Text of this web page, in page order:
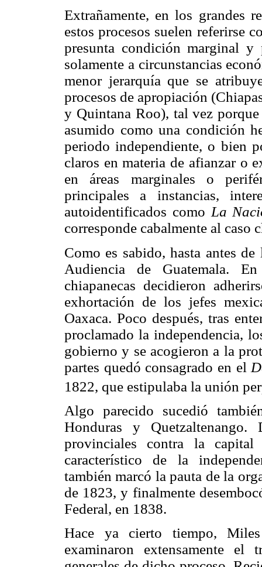
Extrañamente, en los grandes
estos procesos suelen referirse
presunta condición marginal
solamente a circunstancias
menor jerarquía que se
procesos de apropiación
y Quintana Roo), tal vez
asumido como una condición
periodo independiente, o bien
claros en materia de afianzar o
en áreas marginales o
principales a instancias,
autoidentificados comoLa
corresponde cabalmente al caso
Como es sabido, hasta antes
Audiencia de Guatemala.
chiapanecas decidieron
exhortación de los jefes
Oaxaca. Poco después, tras
proclamado la independencia,
gobierno y se acogieron a la
partes quedó consagrado en el
1822, que estipulaba la unión
Algo parecido sucedió
Honduras y
provinciales contra la capital
característico de la
también marcó la pauta de la
de 1823, y finalmente
Federal, en 1838.
Hace ya cierto tiempo,
examinaron extensamente el